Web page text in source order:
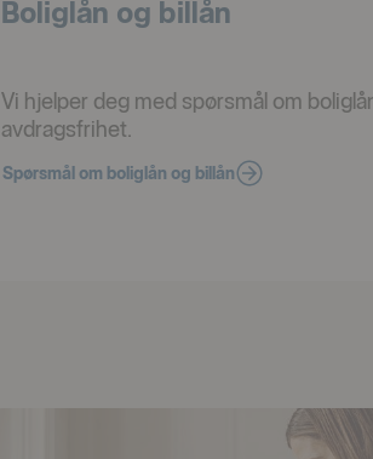
Boliglån og billån
Vi hjelper deg med spørsmål om
avdragsfrihet.
Spørsmål om boliglån og billån